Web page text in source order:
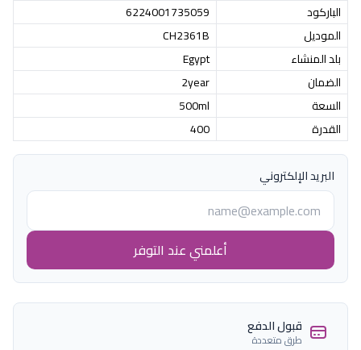
الباركود
6224001735059
الموديل
CH2361B
بلد المنشاء
Egypt
الضمان
2year
السعة
500ml
القدرة
400
البريد الإلكتروني
أعلمني عند التوفر
قبول الدفع
طرق متعددة